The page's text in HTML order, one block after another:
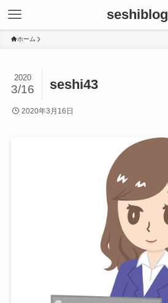
seshiblog
ホーム
seshi43
2020
3/16
2020年3月16日